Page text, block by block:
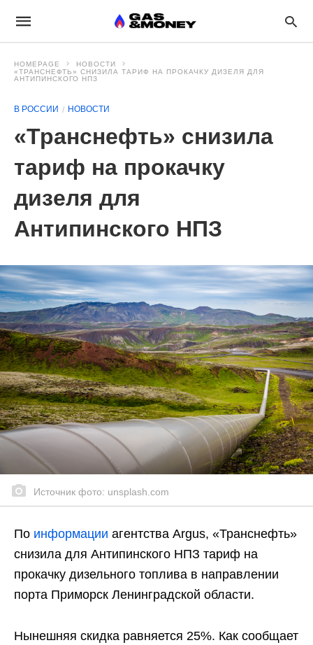
HOMEPAGE
НОВОСТИ
«ТРАНСНЕФТЬ» СНИЗИЛА ТАРИФ НА ПРОКАЧКУ ДИЗЕЛЯ ДЛЯ
АНТИПИНСКОГО НПЗ
В РОССИИ НОВОСТИ
«Транснефть» снизила
тариф на прокачку
дизеля для
Антипинского НПЗ
Источник фото: unsplash.com
По информации агентства Argus, «Транснефть»
снизила для Антипинского НПЗ тариф на
прокачку дизельного топлива в направлении
порта Приморск Ленинградской области.
Нынешняя скидка равняется 25%. Как сообщает